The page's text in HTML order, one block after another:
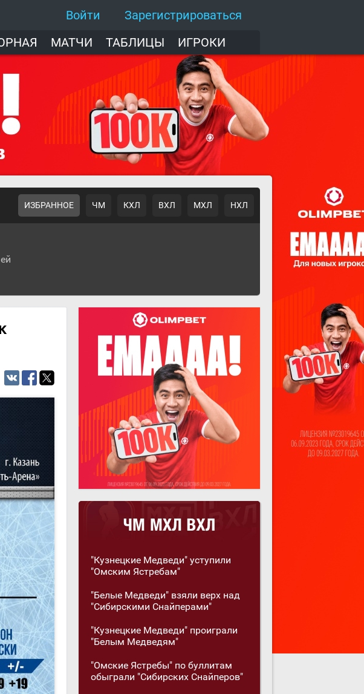
Войти
Зарегистрироваться
МАТЧИ ТАБЛИЦЫ ИГРОКИ
ИЗБРАННОЕ ЧМ КХЛ ВХЛ МХЛ НХЛ
"Кузнецкие Медведи" уступили
"Омским Ястребам"
"Белые Медведи" взяли верх над
"Сибирскими Снайперами"
"Кузнецкие Медведи" проиграли
"Белым Медведям"
"Омские Ястребы" по буллитам
обыграли "Сибирских Снайперов"